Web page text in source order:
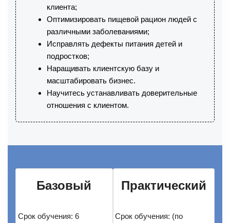
клиента;
Оптимизировать пищевой рацион людей с
различными заболеваниями;
Исправлять дефекты питания детей и
подростков;
Наращивать клиентскую базу и
масштабировать бизнес.
Научитесь устанавливать доверительные
отношения с клиентом.
Базовый
Срок обучения: 6
Практический
Срок обучения: (по